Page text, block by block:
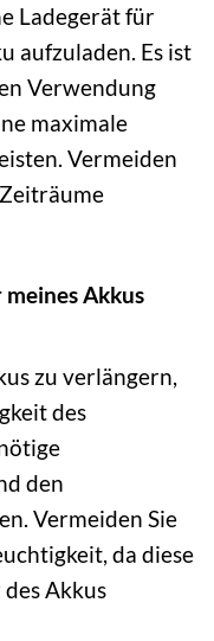
Ladegerät für
aufzuladen. Es ist
Verwendung
maximale
Vermeiden
Akkus
zu verlängern,
des
den
Vermeiden Sie
da diese
Akkus